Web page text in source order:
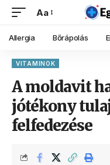
Aa
Allergia Bőrápolás
VITAMINOK
A moldavit
jótékony
felfedezése